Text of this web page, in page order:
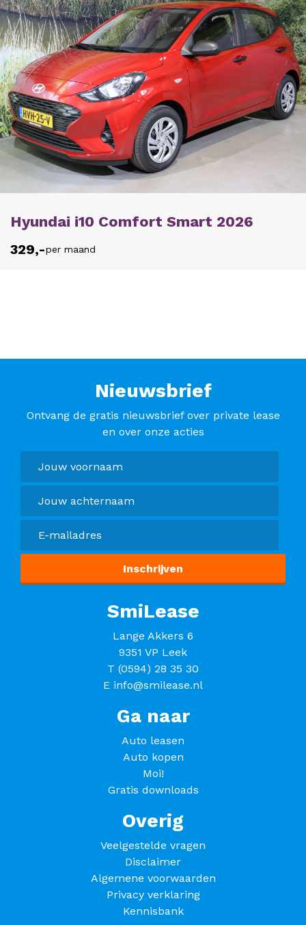
Hyundai i10 Comfort Smart 2026
329,-per maand
Nieuwsbrief
Ontvang de gratis nieuwsbrief over private lease
en over onze acties
SmiLease
Lange Akkers 6
9351 VP Leek
T (0594) 28 35 30
E info@smilease.nl
Ga naar
Auto leasen
Auto kopen
Moi!
Gratis downloads
Overig
Veelgestelde vragen
Disclaimer
Algemene voorwaarden
Privacy verklaring
Kennisbank